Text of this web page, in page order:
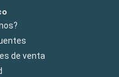
de venta